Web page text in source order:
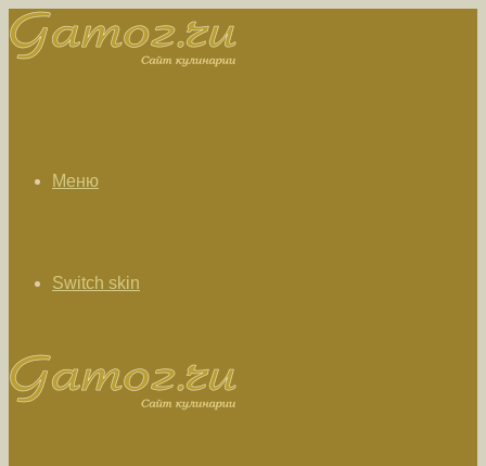
Меню
Switch skin